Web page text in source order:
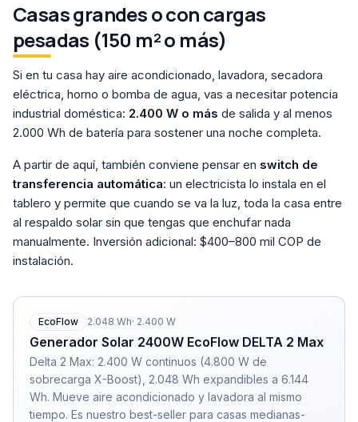
Casas grandes o con cargas
pesadas (150 m² o más)
Si en tu casa hay aire acondicionado, lavadora, secadora
eléctrica, horno o bomba de agua, vas a necesitar potencia
industrial doméstica: 2.400 W o más de salida y al menos
2.000 Wh de batería para sostener una noche completa.
A partir de aquí, también conviene pensar en switch de
transferencia automática: un electricista lo instala en el
tablero y permite que cuando se va la luz, toda la casa entre
al respaldo solar sin que tengas que enchufar nada
manualmente. Inversión adicional: $400–800 mil COP de
instalación.
EcoFlow 2.048 Wh· 2.400 W
Generador Solar 2400W EcoFlow DELTA 2 Max
Delta 2 Max: 2.400 W continuos (4.800 W de
sobrecarga X-Boost), 2.048 Wh expandibles a 6.144
Wh. Mueve aire acondicionado y lavadora al mismo
tiempo. Es nuestro best-seller para casas medianas-